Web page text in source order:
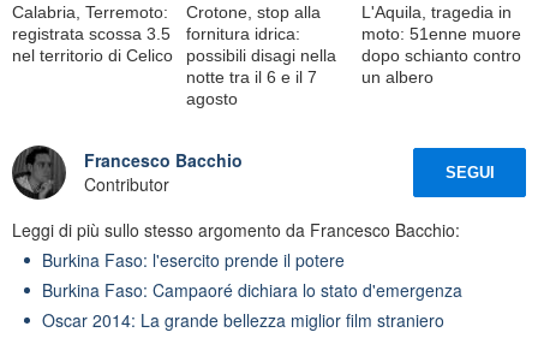
Calabria, Terremoto:
registrata scossa 3.5
nel territorio di Celico
Crotone, stop alla
fornitura idrica:
possibili disagi nella
notte tra il 6 e il 7
agosto
L'Aquila, tragedia in
moto: 51enne muore
dopo schianto contro
un albero
Francesco Bacchio
Contributor
SEGUI
Leggi di più sullo stesso argomento da Francesco Bacchio:
Burkina Faso: l'esercito prende il potere
Burkina Faso: Campaoré dichiara lo stato d'emergenza
Oscar 2014: La grande bellezza miglior film straniero